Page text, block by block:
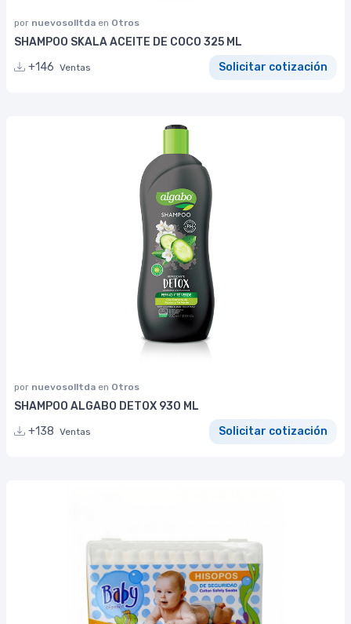
por nuevosolltda en Otros
SHAMPOO SKALA ACEITE DE COCO 325 ML
+146 Ventas Solicitar cotización
por nuevosolltda en Otros
SHAMPOO ALGABO DETOX 930 ML
+138 Ventas Solicitar cotización